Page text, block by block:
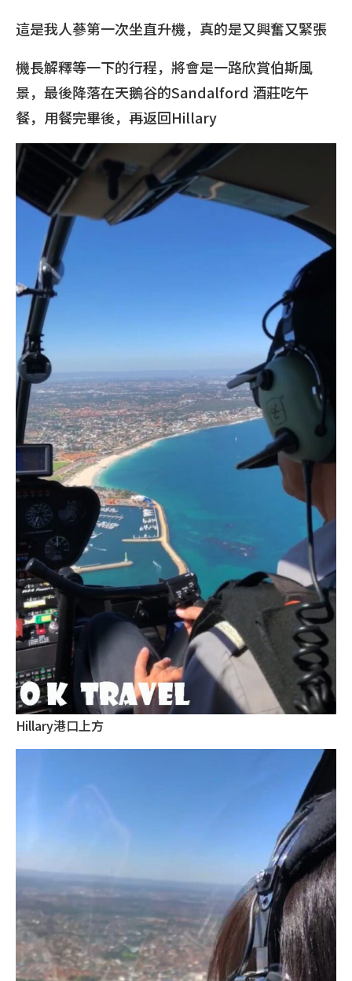
這是我人蔘第一次坐直升機，真的是又興奮又緊張
機長解釋等一下的行程，將會是一路欣賞伯斯風
景，最後降落在天鵝谷的Sandalford 酒莊吃午
餐，用餐完畢後，再返回Hillary
Hillary港口上方